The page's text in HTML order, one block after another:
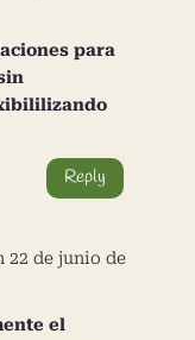
para
Reply
22 de junio de
el